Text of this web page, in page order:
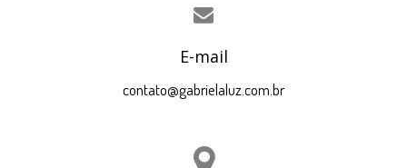
E-mail
contato@gabrielaluz.com.br